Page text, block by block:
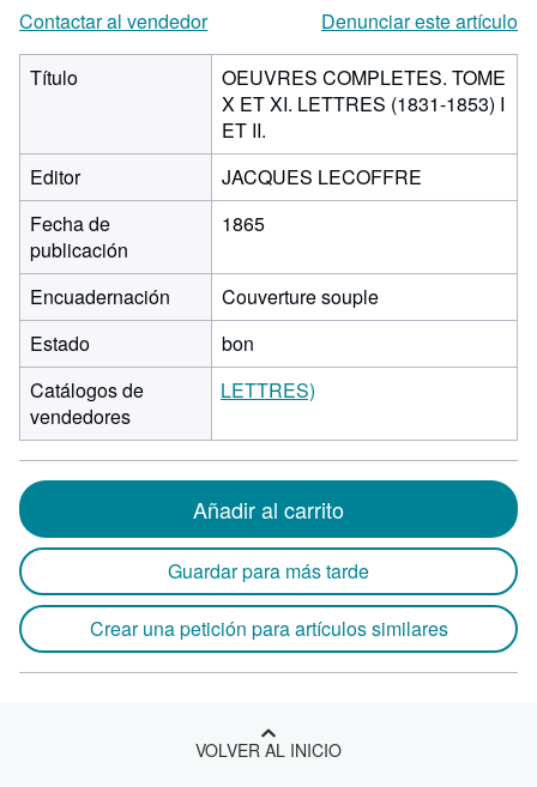
Contactar al vendedor
Denunciar este artículo
Título
OEUVRES COMPLETES. TOME
X ET XI. LETTRES (1831-1853) I
ET II.
Editor
JACQUES LECOFFRE
Fecha de
publicación
1865
Encuadernación
Couverture souple
Estado
bon
Catálogos de
vendedores
LETTRES)
Añadir al carrito
Guardar para más tarde
Crear una petición para artículos similares
VOLVER AL INICIO